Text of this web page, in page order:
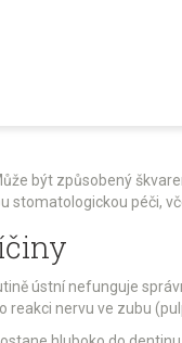
být způsobený
stomatologickou péči,
ústní nefunguje
nervu ve zubu